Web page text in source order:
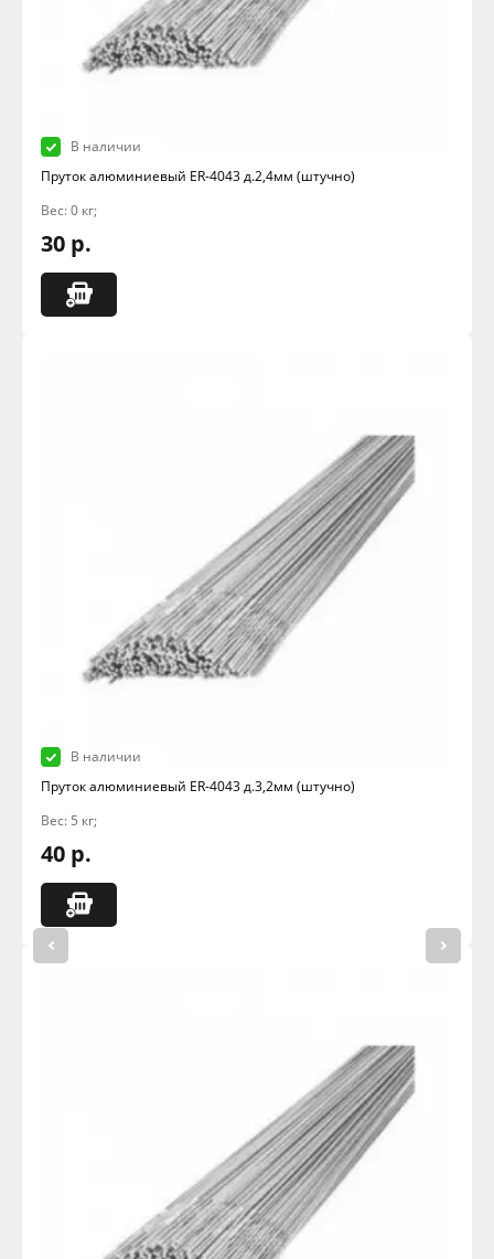
В наличии
Пруток алюминиевый ER-4043 д.2,4мм (штучно)
Вес: 0 кг;
30 р.
В наличии
Пруток алюминиевый ER-4043 д.3,2мм (штучно)
Вес: 5 кг;
40 р.